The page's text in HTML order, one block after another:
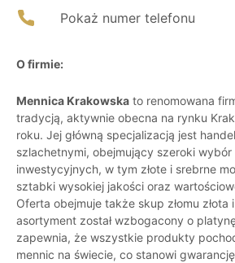
Pokaż numer telefonu
O firmie:
Mennica Krakowska to renomowana
tradycją, aktywnie obecna na rynku
roku. Jej główną specjalizacją jest
szlachetnymi, obejmujący szeroki
inwestycyjnych, w tym złote i srebrne
sztabki wysokiej jakości oraz
Oferta obejmuje także skup złomu złota
asortyment został wzbogacony o
zapewnia, że wszystkie produkty
mennic na świecie, co stanowi